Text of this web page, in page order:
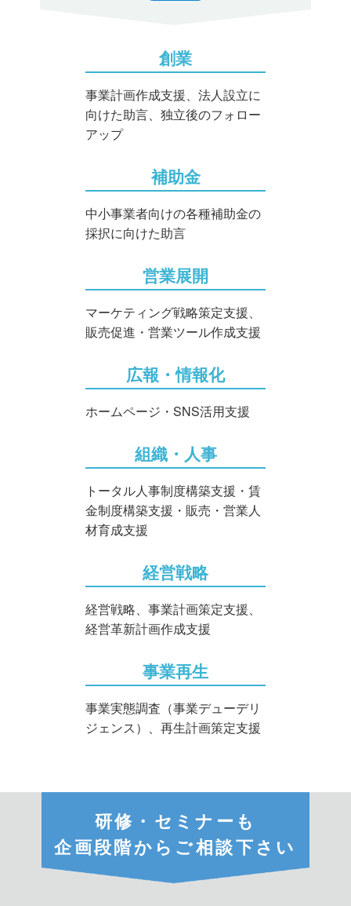
創業
事業計画作成支援、法人設立に
向けた助言、独立後のフォロー
アップ
補助金
中小事業者向けの各種補助金の
採択に向けた助言
営業展開
マーケティング戦略策定支援、
販売促進・営業ツール作成支援
広報・情報化
ホームページ・SNS活用支援
組織・人事
トータル人事制度構築支援・賃
金制度構築支援・販売・営業人
材育成支援
経営戦略
経営戦略、事業計画策定支援、
経営革新計画作成支援
事業再生
事業実態調査（事業デューデリ
ジェンス）、再生計画策定支援
研修・セミナーも
企画段階からご相談下さい